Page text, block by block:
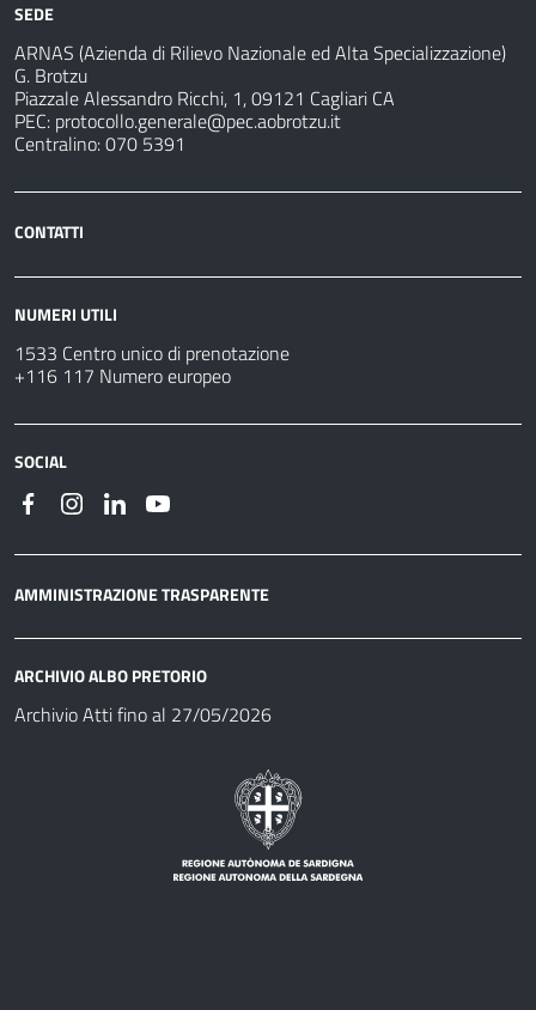
SEDE
ARNAS (Azienda di Rilievo Nazionale ed Alta Specializzazione)
G. Brotzu
Piazzale Alessandro Ricchi, 1, 09121 Cagliari CA
PEC: protocollo.generale@pec.aobrotzu.it
Centralino: 070 5391
CONTATTI
NUMERI UTILI
1533 Centro unico di prenotazione
+116 117 Numero europeo
SOCIAL
AMMINISTRAZIONE TRASPARENTE
ARCHIVIO ALBO PRETORIO
Archivio Atti fino al 27/05/2026